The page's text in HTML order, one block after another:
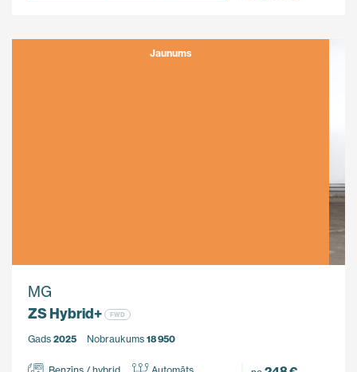
Jaunums
MG
ZS Hybrid+
FWD
Gads 2025 Nobraukums 18 950